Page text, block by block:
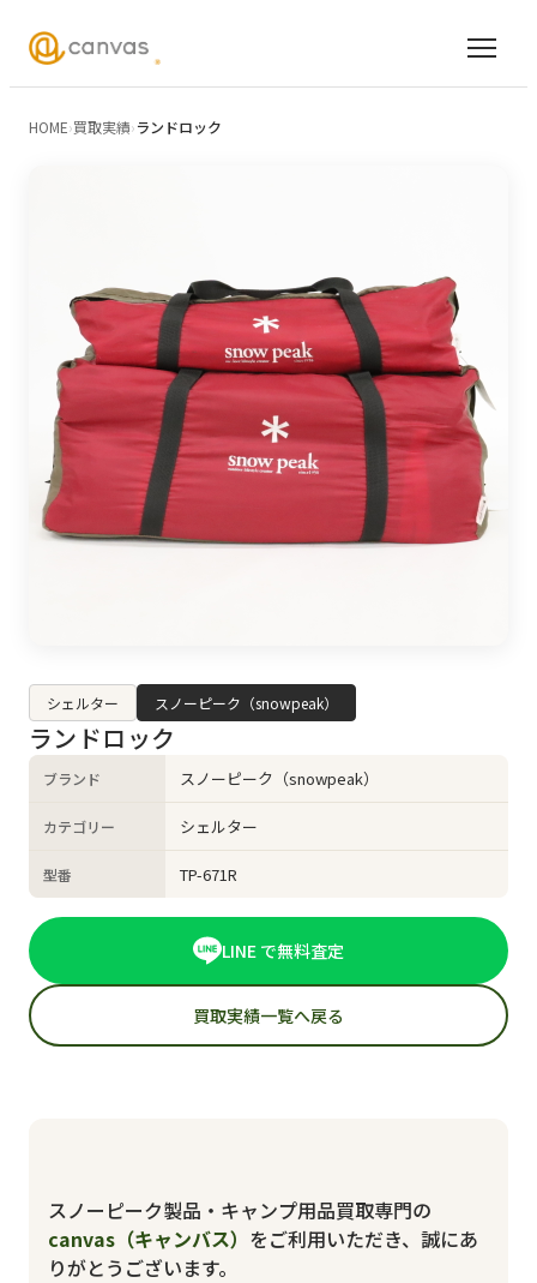
HOME›買取実績›ランドロック
シェルター スノーピーク（snowpeak）
ランドロック
ブランド スノーピーク（snowpeak）
カテゴリー シェルター
型番 TP-671R
LINE で無料査定
買取実績一覧へ戻る
スノーピーク製品・キャンプ用品買取専門の
canvas（キャンバス） をご利用いただき、誠にあ
りがとうございます。